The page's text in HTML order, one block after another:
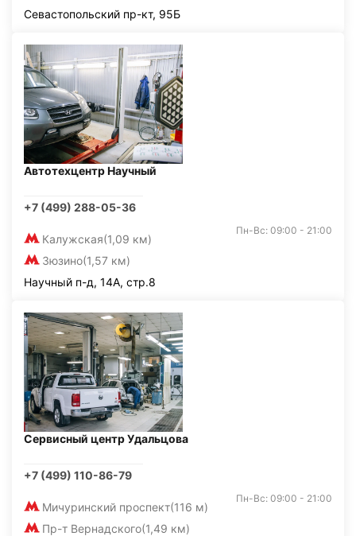
Севастопольский пр-кт, 95Б
Автотехцентр Научный
+7 (499) 288-05-36
Калужская(1,09 км)
Зюзино(1,57 км)
Пн-Вс: 09:00 - 21:00
Научный п-д, 14А, стр.8
Сервисный центр Удальцова
+7 (499) 110-86-79
Мичуринский проспект(116 м)
Пр-т Вернадского(1,49 км)
Пн-Вс: 09:00 - 21:00